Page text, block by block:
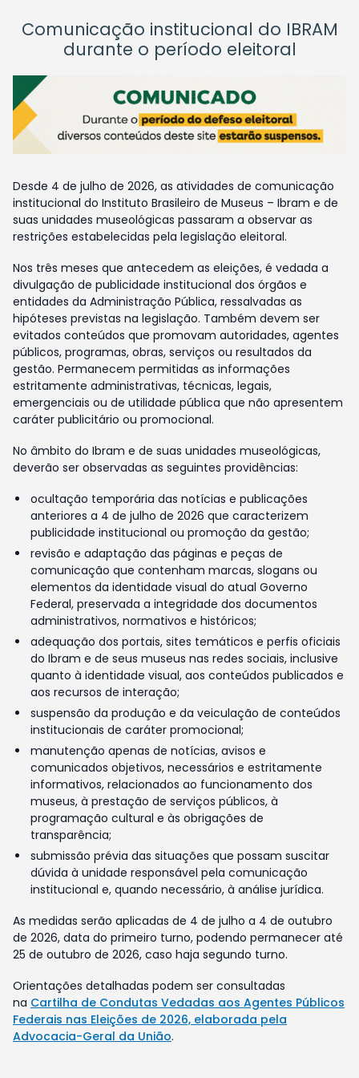
Comunicação institucional do IBRAM
durante o período eleitoral
Desde 4 de julho de 2026, as atividades de comunicação
institucional do Instituto Brasileiro de Museus – Ibram e de
suas unidades museológicas passaram a observar as
restrições estabelecidas pela legislação eleitoral.
Nos três meses que antecedem as eleições, é vedada a
divulgação de publicidade institucional dos órgãos e
entidades da Administração Pública, ressalvadas as
hipóteses previstas na legislação. Também devem ser
evitados conteúdos que promovam autoridades, agentes
públicos, programas, obras, serviços ou resultados da
gestão. Permanecem permitidas as informações
estritamente administrativas, técnicas, legais,
emergenciais ou de utilidade pública que não apresentem
caráter publicitário ou promocional.
No âmbito do Ibram e de suas unidades museológicas,
deverão ser observadas as seguintes providências:
ocultação temporária das notícias e publicações
anteriores a 4 de julho de 2026 que caracterizem
publicidade institucional ou promoção da gestão;
revisão e adaptação das páginas e peças de
comunicação que contenham marcas, slogans ou
elementos da identidade visual do atual Governo
Federal, preservada a integridade dos documentos
administrativos, normativos e históricos;
adequação dos portais, sites temáticos e perfis oficiais
do Ibram e de seus museus nas redes sociais, inclusive
quanto à identidade visual, aos conteúdos publicados e
aos recursos de interação;
suspensão da produção e da veiculação de conteúdos
institucionais de caráter promocional;
manutenção apenas de notícias, avisos e
comunicados objetivos, necessários e estritamente
informativos, relacionados ao funcionamento dos
museus, à prestação de serviços públicos, à
programação cultural e às obrigações de
transparência;
submissão prévia das situações que possam suscitar
dúvida à unidade responsável pela comunicação
institucional e, quando necessário, à análise jurídica.
As medidas serão aplicadas de 4 de julho a 4 de outubro
de 2026, data do primeiro turno, podendo permanecer até
25 de outubro de 2026, caso haja segundo turno.
Orientações detalhadas podem ser consultadas
na Cartilha de Condutas Vedadas aos Agentes Públicos
Federais nas Eleições de 2026, elaborada pela
Advocacia-Geral da União.